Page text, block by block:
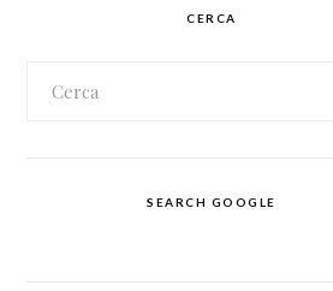
CERCA
SEARCH GOOGLE